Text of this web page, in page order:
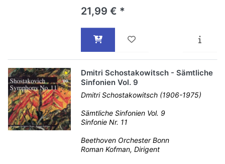
21,99 € *
Dmitri Schostakowitsch - Sämtliche
Sinfonien Vol. 9
Dmitri Schostakowitsch (1906-1975)
Sämtliche Sinfonien Vol. 9
Sinfonie Nr. 11
Beethoven Orchester Bonn
Roman Kofman, Dirigent